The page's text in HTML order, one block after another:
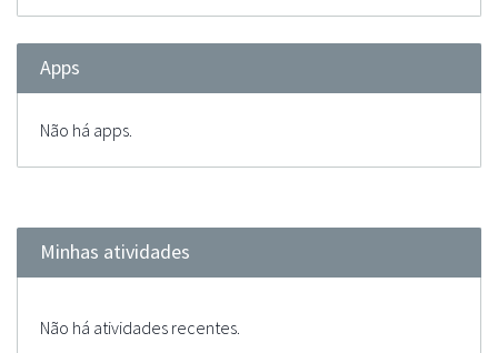
Apps
Não há apps.
Minhas atividades
Não há atividades recentes.